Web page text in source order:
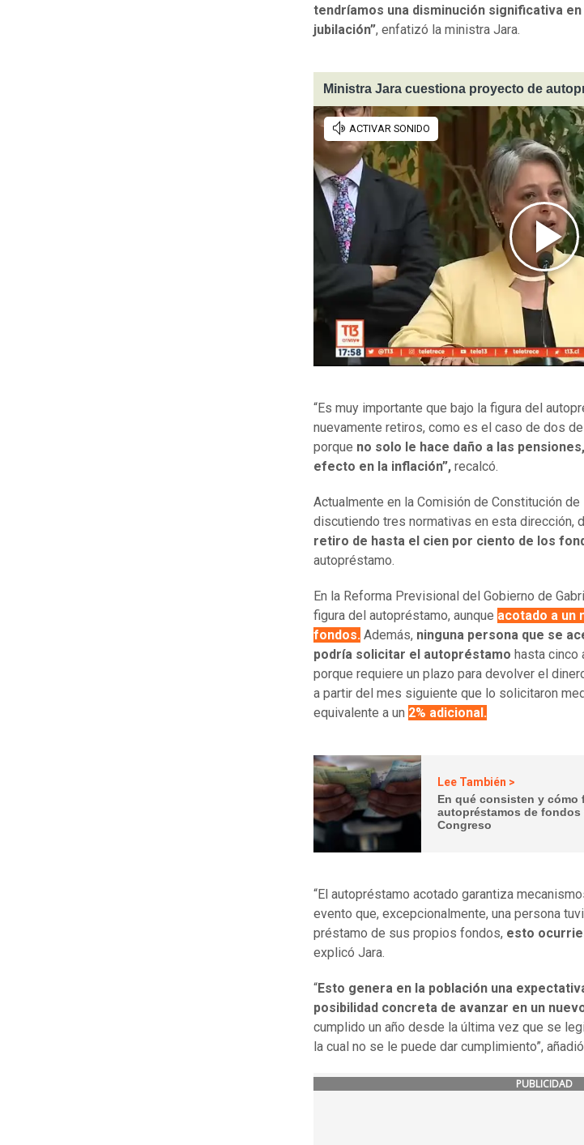
tendríamos una disminución significativa
jubilación”, enfatizó la ministra Jara.
Ministra Jara cuestiona proyecto de
“Es muy importante que bajo la figura del
nuevamente retiros, como es el caso de dos
porque no solo le hace daño a las
efecto en la inflación”, recalcó.
Actualmente en la Comisión de Constitución de
discutiendo tres normativas en esta dirección,
retiro de hasta el cien por ciento de los
autopréstamo.
En la Reforma Previsional del Gobierno de
figura del autopréstamo, aunque acotado a un
fondos. Además, ninguna persona que se
podría solicitar el autopréstamo hasta cinco
porque requiere un plazo para devolver el
a partir del mes siguiente que lo solicitaron
equivalente a un 2% adicional.
Lee También >
En qué consisten y cómo
autopréstamos de fondos
Congreso
“El autopréstamo acotado garantiza
evento que, excepcionalmente, una persona
préstamo de sus propios fondos, esto
explicó Jara.
“Esto genera en la población una
posibilidad concreta de avanzar en un
cumplido un año desde la última vez que se
la cual no se le puede dar cumplimiento”, añadió.
PUBLICIDAD